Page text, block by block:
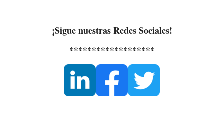
¡Sigue nuestras Redes Sociales!
*******************